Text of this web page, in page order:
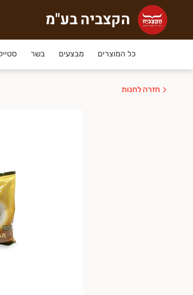
הקצביה בע"מהקצביה בע"מ
כל המוצרים מבצעים בשר
חזרה לחנות